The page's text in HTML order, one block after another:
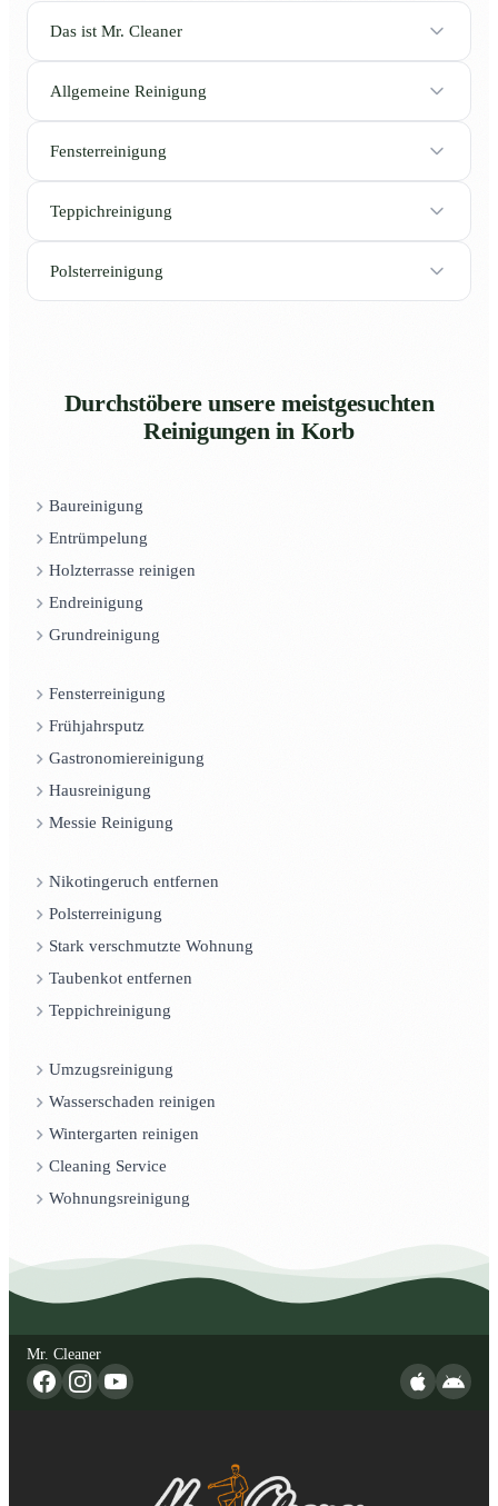
Das ist Mr. Cleaner
Allgemeine Reinigung
Fensterreinigung
Teppichreinigung
Polsterreinigung
Durchstöbere unsere meistgesuchten
Reinigungen in Korb
Baureinigung
Entrümpelung
Holzterrasse reinigen
Endreinigung
Grundreinigung
Fensterreinigung
Frühjahrsputz
Gastronomiereinigung
Hausreinigung
Messie Reinigung
Nikotingeruch entfernen
Polsterreinigung
Stark verschmutzte Wohnung
Taubenkot entfernen
Teppichreinigung
Umzugsreinigung
Wasserschaden reinigen
Wintergarten reinigen
Cleaning Service
Wohnungsreinigung
Mr. Cleaner